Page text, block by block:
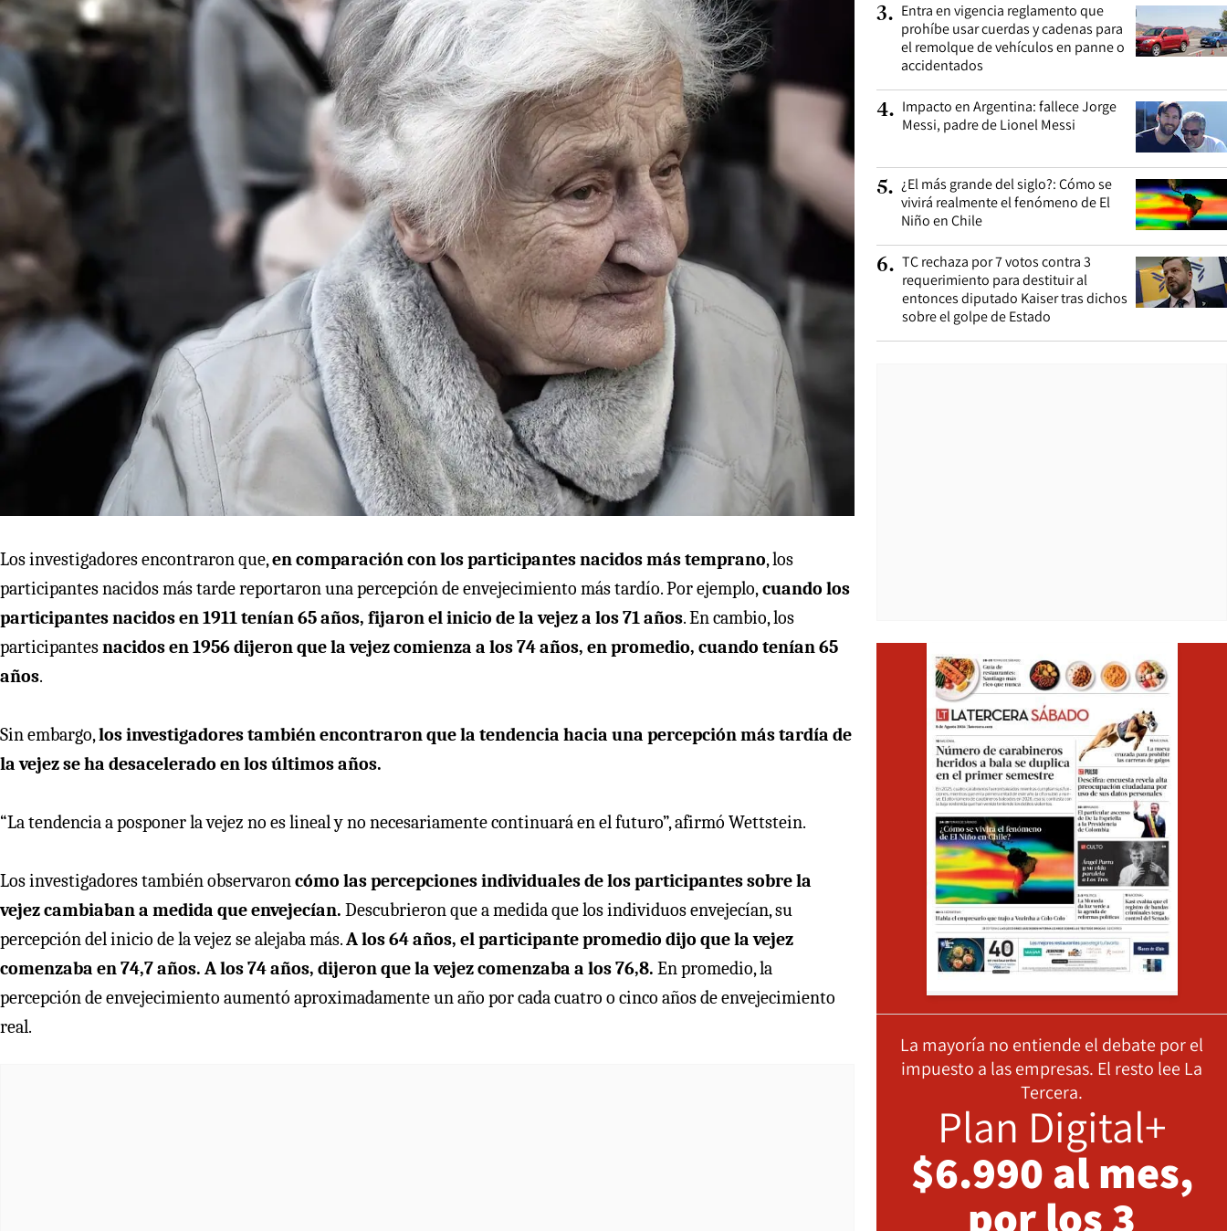
Los investigadores encontraron que,en comparación con los participantes nacidos más temprano, los
participantes nacidos más tarde reportaron una percepción de envejecimiento más tardío. Por ejemplo,cuando los
participantes nacidos en 1911 tenían 65 años, fijaron el inicio de la vejez a los 71 años. En cambio, los
participantesnacidos en 1956 dijeron que la vejez comienza a los 74 años, en promedio, cuando tenían 65
años.
Sin embargo,los investigadores también encontraron que la tendencia hacia una percepción más tardía de
la vejez se ha desacelerado en los últimos años.
“La tendencia a posponer la vejez no es lineal y no necesariamente continuará en el futuro”, afirmó Wettstein.
Los investigadores también observaroncómo las percepciones individuales de los participantes sobre la
vejez cambiaban a medida que envejecían. Descubrieron que a medida que los individuos envejecían, su
percepción del inicio de la vejez se alejaba más.A los 64 años, el participante promedio dijo que la vejez
comenzaba en 74,7 años. A los 74 años, dijeron que la vejez comenzaba a los 76,8. En promedio, la
percepción de envejecimiento aumentó aproximadamente un año por cada cuatro o cinco años de envejecimiento
real.
3. Entra en vigencia reglamento que
prohíbe usar cuerdas y cadenas para
el remolque de vehículos en panne o
accidentados
4. Impacto en Argentina: fallece Jorge
Messi, padre de Lionel Messi
5. ¿El más grande del siglo?: Cómo se
vivirá realmente el fenómeno de El
Niño en Chile
6. TC rechaza por 7 votos contra 3
requerimiento para destituir al
entonces diputado Kaiser tras dichos
sobre el golpe de Estado
La mayoría no entiende el debate por el
impuesto a las empresas. El resto lee La
Tercera.
Plan Digital+
$6.990 al mes,
por los 3